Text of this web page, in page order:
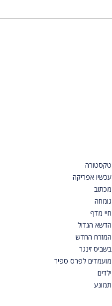
טקסטורה
עכשיו אפריקה
מכתוב
גומחה
חיי מדף
הדשא הגדול
המזרח החדש
בשביס זינגר
מועמדים לפרס ספיר
ילדים
תמונע